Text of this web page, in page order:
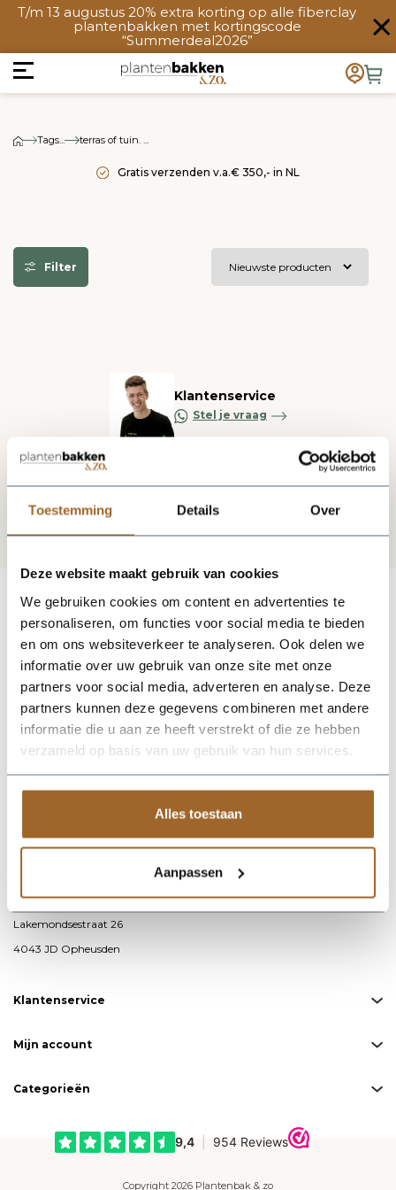
Toestemming Details Over
Deze website maakt gebruik van cookies
We gebruiken cookies om content en advertenties te
personaliseren, om functies voor social media te bieden
en om ons websiteverkeer te analyseren. Ook delen we
informatie over uw gebruik van onze site met onze
partners voor social media, adverteren en analyse. Deze
partners kunnen deze gegevens combineren met andere
informatie die u aan ze heeft verstrekt of die ze hebben
verzameld op basis van uw gebruik van hun services.
Alles toestaan
Aanpassen
T/m 13 augustus 20% extra korting op alle fiberclay
plantenbakken met kortingscode
“Summerdeal2026”
Tags... terras of tuin. ...
Gratis verzenden v.a.€ 350,- in NL
Filter
Klantenservice
Stel je vraag
Blijf op de hoogte via onze nieuwsbrief
085 – 487 19 00
BTW-nummer: NL860691871B01
Lakemondsestraat 26
4043 JD Opheusden
Klantenservice
Mijn account
Categorieën
Copyright 2026 Plantenbak & zo